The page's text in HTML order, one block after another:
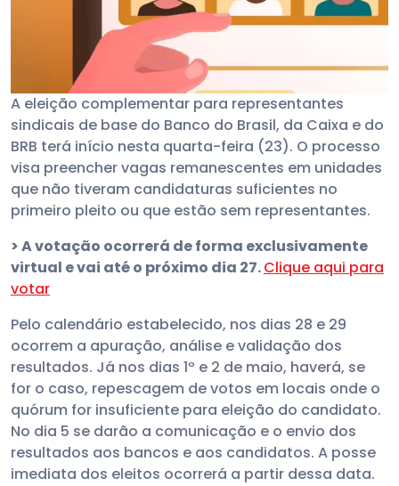
A eleição complementar para representantes
sindicais de base do Banco do Brasil, da Caixa e do
BRB terá início nesta quarta-feira (23). O processo
visa preencher vagas remanescentes em unidades
que não tiveram candidaturas suficientes no
primeiro pleito ou que estão sem representantes.
> A votação ocorrerá de forma exclusivamente
virtual e vai até o próximo dia 27.Clique aqui para
votar
Pelo calendário estabelecido, nos dias 28 e 29
ocorrem a apuração, análise e validação dos
resultados. Já nos dias 1º e 2 de maio, haverá, se
for o caso, repescagem de votos em locais onde o
quórum for insuficiente para eleição do candidato.
No dia 5 se darão a comunicação e o envio dos
resultados aos bancos e aos candidatos. A posse
imediata dos eleitos ocorrerá a partir dessa data.